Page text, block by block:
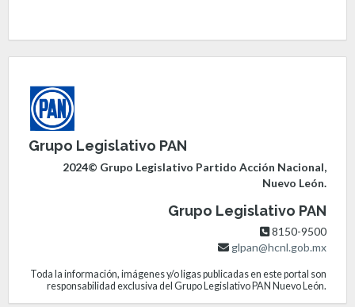
Grupo Legislativo PAN
2024© Grupo Legislativo Partido Acción Nacional,
Nuevo León.
Grupo Legislativo PAN
8150-9500
glpan@hcnl.gob.mx
Toda la información, imágenes y/o ligas publicadas en este portal son
responsabilidad exclusiva del Grupo Legislativo PAN Nuevo León.